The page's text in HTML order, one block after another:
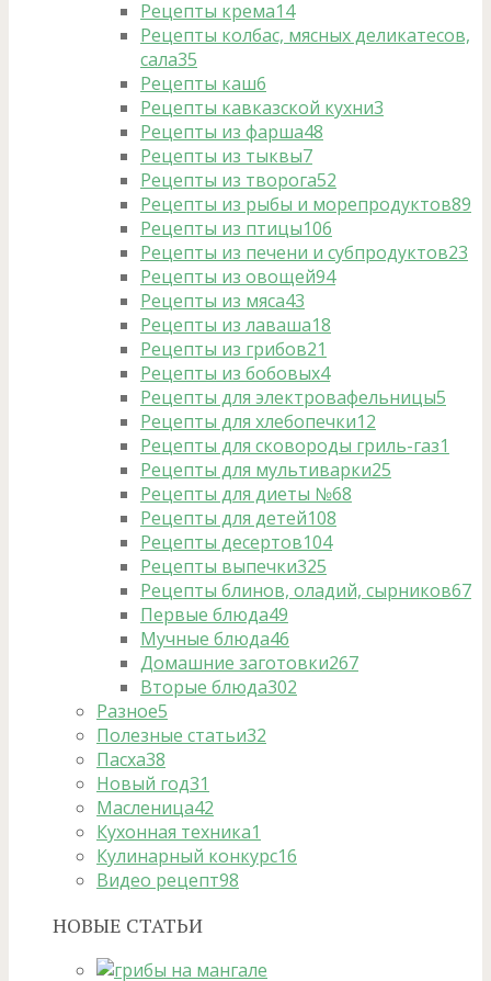
Рецепты крема14
Рецепты колбас, мясных деликатесов,
сала35
Рецепты каш6
Рецепты кавказской кухни3
Рецепты из фарша48
Рецепты из тыквы7
Рецепты из творога52
Рецепты из рыбы и морепродуктов89
Рецепты из птицы106
Рецепты из печени и субпродуктов23
Рецепты из овощей94
Рецепты из мяса43
Рецепты из лаваша18
Рецепты из грибов21
Рецепты из бобовых4
Рецепты для электровафельницы5
Рецепты для хлебопечки12
Рецепты для сковороды гриль-газ1
Рецепты для мультиварки25
Рецепты для диеты №68
Рецепты для детей108
Рецепты десертов104
Рецепты выпечки325
Рецепты блинов, оладий, сырников67
Первые блюда49
Мучные блюда46
Домашние заготовки267
Вторые блюда302
Разное5
Полезные статьи32
Пасха38
Новый год31
Масленица42
Кухонная техника1
Кулинарный конкурс16
Видео рецепт98
НОВЫЕ СТАТЬИ